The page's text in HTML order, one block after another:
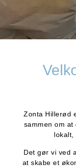
Zonta Hillerød
sammen om at
lokalt,
Det gør vi ved
at skabe et